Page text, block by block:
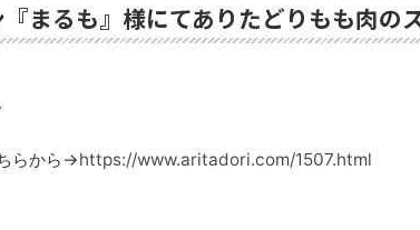
まるも』様にてありたどりもも肉の
らから→https://www.aritadori.com/1507.html